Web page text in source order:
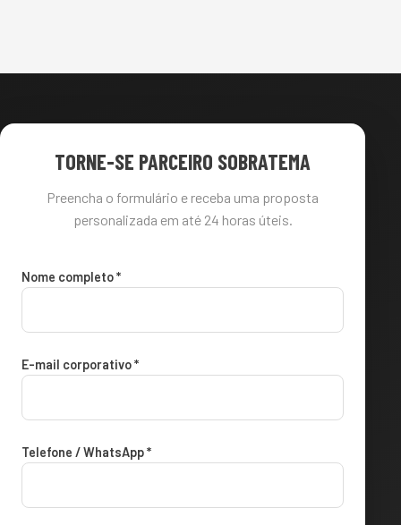
TORNE-SE PARCEIRO SOBRATEMA
Preencha o formulário e receba uma proposta
personalizada em até 24 horas úteis.
Nome completo *
E-mail corporativo *
Telefone / WhatsApp *